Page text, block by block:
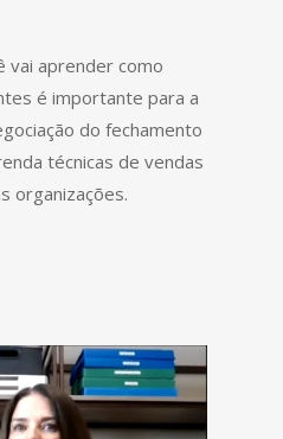
vai aprender como
é importante para a
do fechamento
técnicas de vendas
organizações.